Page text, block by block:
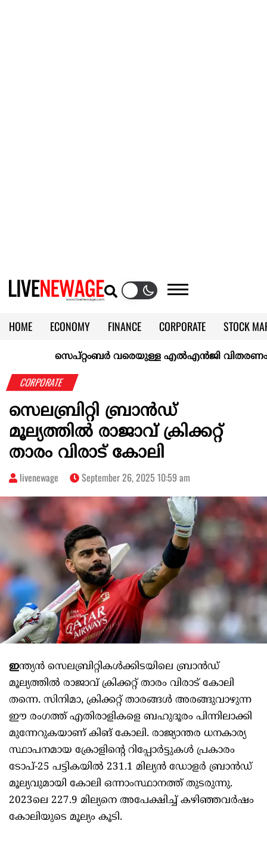
HOME ECONOMY FINANCE CORPORATE
STOCK
KERALA @70
സെപ്റ്റംബർ വരെയുള്ള എൽഎൻജി വിതരണം
CORPORATE
സെലബ്രിറ്റി ബ്രാൻഡ്
മൂല്യത്തിൽ രാജാവ് ക്രിക്കറ്റ്
താരം വിരാട് കോലി
livenewage September 26, 2025 10:59 am
ഇന്ത്യൻ സെലബ്രിറ്റികൾക്കിടയിലെ ബ്രാൻഡ്
മൂല്യത്തിൽ രാജാവ് ക്രിക്കറ്റ് താരം വിരാട് കോലി
തന്നെ. സിനിമാ, ക്രിക്കറ്റ് താരങ്ങൾ അരങ്ങുവാഴുന്ന
ഈ രംഗത്ത് എതിരാളികളെ ബഹുദൂരം പിന്നിലാക്കി
മുന്നേറുകയാണ് കിങ് കോലി. രാജ്യാന്തര ധനകാര്യ
സ്ഥാപനമായ ക്രോളിന്റെ റിപ്പോർട്ടുകൾ പ്രകാരം
ടോപ്-25 പട്ടികയിൽ 231.1 മില്യൻ ഡോളർ ബ്രാൻഡ്
മൂല്യവുമായി കോലി ഒന്നാംസ്ഥാനത്ത് തുടരുന്നു.
2023ലെ 227.9 മില്യനെ അപേക്ഷിച്ച് കഴിഞ്ഞവർഷം
കോലിയുടെ മൂല്യം കൂടി.